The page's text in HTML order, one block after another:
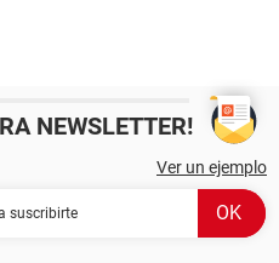
NEWSLETTER!
Ver un ejemplo